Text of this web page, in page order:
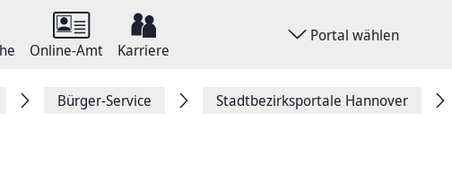
Online-Amt Karriere
Portal wählen
Bürger-Service Stadtbezirksportale Hannover